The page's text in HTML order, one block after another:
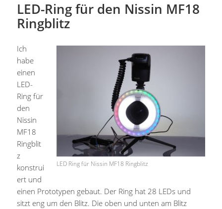
LED-Ring für den Nissin MF18
Ringblitz
LED Ring für Nissin MF18 Ringblitz
Ich
habe
einen
LED-
Ring für
den
Nissin
MF18
Ringblit
z
konstrui
ert und
einen Prototypen gebaut. Der Ring hat 28 LEDs und
sitzt eng um den Blitz. Die oben und unten am Blitz